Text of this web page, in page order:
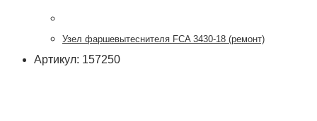
Узел фаршевытеснителя FCA 3430-18 (ремонт)
Артикул: 157250